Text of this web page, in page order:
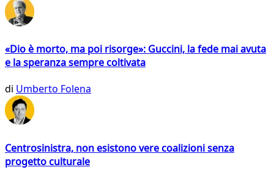
«Dio è morto, ma poi risorge»: Guccini, la fede mai avuta
e la speranza sempre coltivata
di Umberto Folena
Centrosinistra, non esistono vere coalizioni senza
progetto culturale